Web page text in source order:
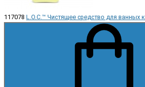
117078 L.O.C.™ Чистящее средство для ванных